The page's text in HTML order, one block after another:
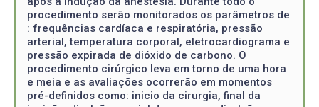
procedimento serão monitorados os parâmetros de
: frequências cardíaca e respiratória, pressão
arterial, temperatura corporal, eletrocardiograma e
pressão expirada de dióxido de carbono. O
procedimento cirúrgico leva em torno de uma hora
e meia e as avaliações ocorrerão em momentos
pré-definidos como: inicio da cirurgia, final da